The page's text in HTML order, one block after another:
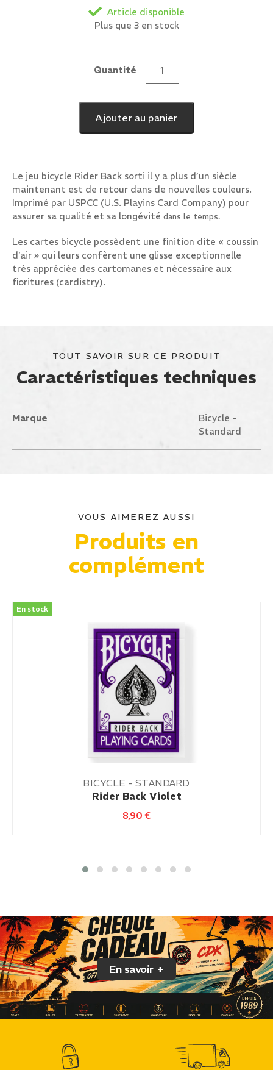
Article disponible
Plus que 3 en stock
Quantitéquantité
Rider
Back
Jaune
Ajouter au panier
Le jeu bicycle Rider Back sorti il y a plus d’un siècle
maintenant est de retour dans de nouvelles couleurs.
Imprimé par USPCC (U.S. Playins Card Company) pour
assurer sa qualité et sa longévité dans le temps.
Les cartes bicycle possèdent une finition dite « coussin
d’air » qui leurs confèrent une glisse exceptionnelle
très appréciée des cartomanes et nécessaire aux
fioritures (cardistry).
TOUT SAVOIR SUR CE PRODUIT
Caractéristiques techniques
Marque
Bicycle -
Standard
VOUS AIMEREZ AUSSI
Produits en
complément
En stock
BICYCLE - STANDARD
Rider Back Violet
8,90€
En savoir +